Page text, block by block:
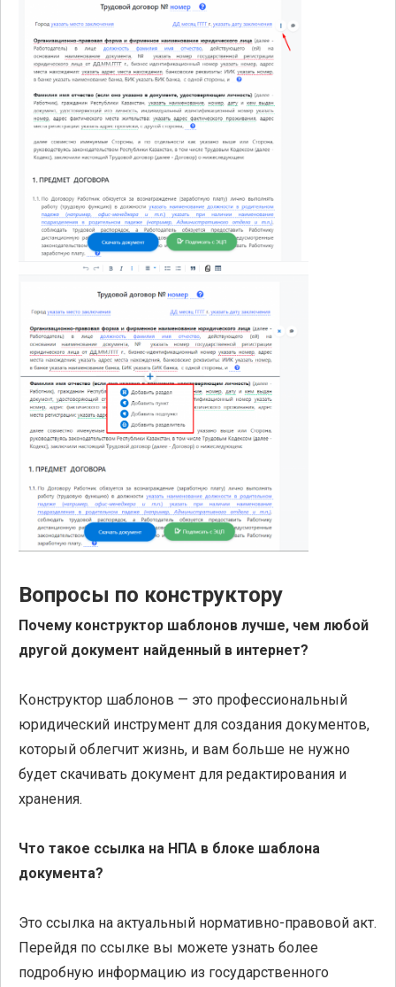
Вопросы по конструктору
Почему конструктор шаблонов лучше, чем любой
другой документ найденный в интернет?
Конструктор шаблонов — это профессиональный
юридический инструмент для создания документов,
который облегчит жизнь, и вам больше не нужно
будет скачивать документ для редактирования и
хранения.
Что такое ссылка на НПА в блоке шаблона
документа?
Это ссылка на актуальный нормативно-правовой акт.
Перейдя по ссылке вы можете узнать более
подробную информацию из государственного